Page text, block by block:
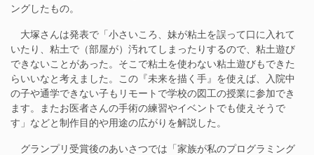
ングしたもの。
大塚さんは発表で「小さいころ、妹が粘土を誤って口に入れて
いたり、粘土で（部屋が）汚れてしまったりするので、粘土遊び
できないことがあった。そこで粘土を使わない粘土遊びもできた
らいいなと考えました。この『未来を描く手』を使えば、入院中
の子や通学できない子もリモートで学校の図工の授業に参加でき
ます。またお医者さんの手術の練習やイベントでも使えそうで
す」などと制作目的や用途の広がりを解説した。
グランプリ受賞後のあいさつでは「家族が私のプログラミング